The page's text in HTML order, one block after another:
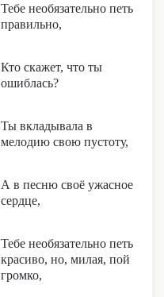
Тебе необязательно петь
правильно,
Кто скажет, что ты
ошиблась?
Ты вкладывала в
мелодию свою пустоту,
А в песню своё ужасное
сердце,
Тебе необязательно петь
красиво, но, милая, пой
громко,